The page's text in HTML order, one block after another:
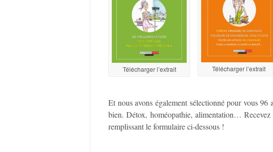
Télécharger l’extrait Télécharger l’extrait
Et nous avons également sélectionné pour vous 96
bien. Détox, homéopathie, alimentation…
remplissant le formulaire ci-dessous !